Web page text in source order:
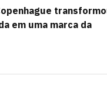
em uma marca da